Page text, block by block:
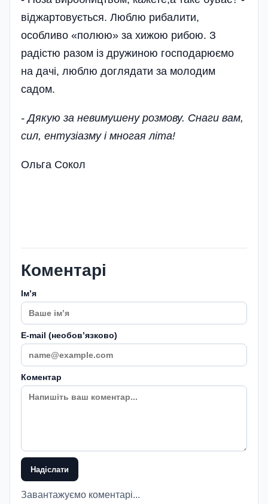
віджартовується. Люблю рибалити,
особливо «полюю» за хижою рибою. З
радістю разом із дружиною господарюємо
на дачі, люблю доглядати за молодим
садом.
- Дякую за невимушену розмову. Снаги вам,
сил, ентузіазму і многая літа!
Ольга Сокол
Коментарі
Імʼя
E-mail (необовʼязково)
Коментар
Надіслати
Завантажуємо коментарі...